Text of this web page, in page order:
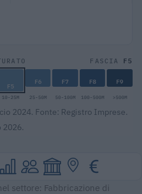
FASCIA F5
F5 F6 F7 F8 F9
10-25M 25-50M 50-100M 100-500M >500M
2024. Fonte: Registro Imprese.
2026.
settore: Fabbricazione di